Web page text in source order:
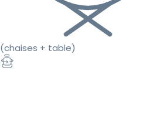
(chaises + table)